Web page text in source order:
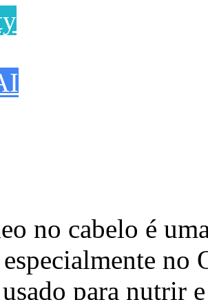
no cabelo é
para nutrir